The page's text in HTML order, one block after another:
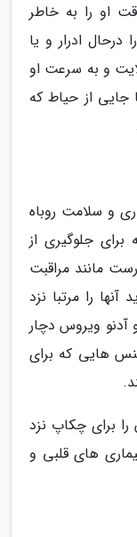
او را به خاطر
درحال ادرار و یا
و به سرعت او
جایی از حیاط که
و سلامت روباه
جلوگیری از
مانند مراقبت
را مرتبا نزد
آدنو ویروس دچار
هایی که برای
برای چکاپ نزد
های قلبی و